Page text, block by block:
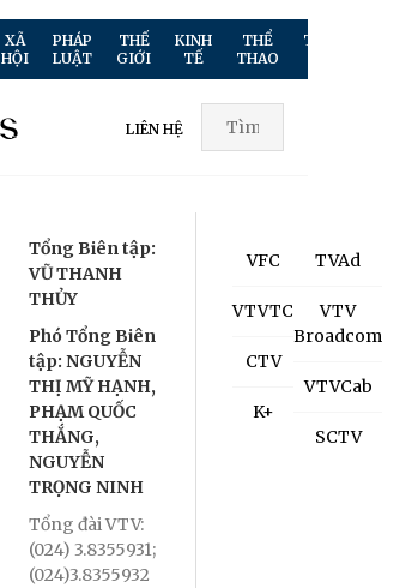
XÃ
HỘI
PHÁP
LUẬT
THẾ
GIỚI
KINH
TẾ
THỂ
THAO
TRUYỀN
LIÊN HỆ
Tổng Biên tập:
VŨ THANH
THỦY
Phó Tổng Biên
tập: NGUYỄN
THỊ MỸ HẠNH,
PHẠM QUỐC
THẮNG,
NGUYỄN
TRỌNG NINH
Tổng đài VTV:
(024) 3.8355931;
(024)3.8355932
VFC
VTVTC
CTV
K+
TVAd
VTV
Broadcom
VTVCab
SCTV